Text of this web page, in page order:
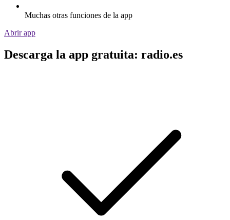
Muchas otras funciones de la app
Abrir app
Descarga la app gratuita: radio.es